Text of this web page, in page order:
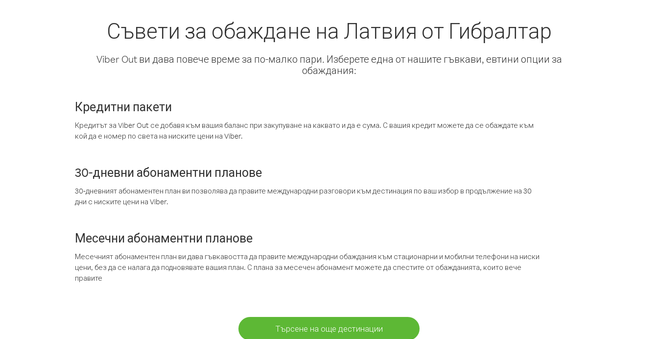
Съвети за обаждане на Латвия от Гибралтар
Viber Out ви дава повече време за по-малко пари. Изберете една от нашите гъвкави, евтини опции за
обаждания:
Кредитни пакети
Кредитът за Viber Out се добавя към вашия баланс при закупуване на каквато и да е сума. С вашия кредит можете да се обаждате към
кой да е номер по света на ниските цени на Viber.
30-дневни абонаментни планове
30-дневният абонаментен план ви позволява да правите международни разговори към дестинация по ваш избор в продължение на 30
дни с ниските цени на Viber.
Месечни абонаментни планове
Месечният абонаментен план ви дава гъвкавостта да правите международни обаждания към стационарни и мобилни телефони на ниски
цени, без да се налага да подновявате вашия план. С плана за месечен абонамент можете да спестите от обажданията, които вече
правите
Търсене на още дестинации